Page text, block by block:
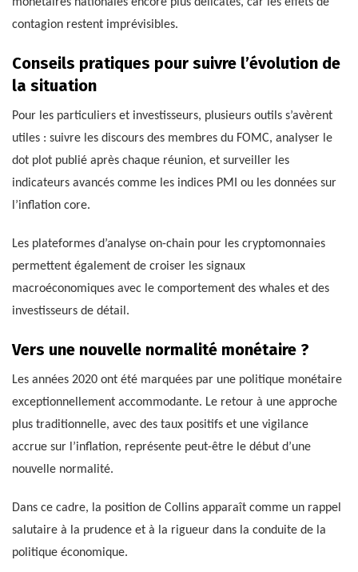
monétaires nationales encore plus délicates, car les effets de
contagion restent imprévisibles.
Conseils pratiques pour suivre l’évolution de
la situation
Pour les particuliers et investisseurs, plusieurs outils s’avèrent
utiles : suivre les discours des membres du FOMC, analyser le
dot plot publié après chaque réunion, et surveiller les
indicateurs avancés comme les indices PMI ou les données sur
l’inflation core.
Les plateformes d’analyse on-chain pour les cryptomonnaies
permettent également de croiser les signaux
macroéconomiques avec le comportement des whales et des
investisseurs de détail.
Vers une nouvelle normalité monétaire ?
Les années 2020 ont été marquées par une politique monétaire
exceptionnellement accommodante. Le retour à une approche
plus traditionnelle, avec des taux positifs et une vigilance
accrue sur l’inflation, représente peut-être le début d’une
nouvelle normalité.
Dans ce cadre, la position de Collins apparaît comme un rappel
salutaire à la prudence et à la rigueur dans la conduite de la
politique économique.